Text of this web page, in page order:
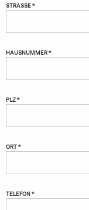
STRASSE *
HAUSNUMMER *
PLZ *
ORT *
TELEFON *